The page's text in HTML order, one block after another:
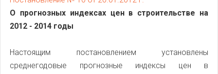
О прогнозных индексах цен в строительстве на
2012 - 2014 годы
Настоящим постановлением установлены
среднегодовые прогнозные индексы цен в